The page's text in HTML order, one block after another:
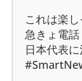
これは楽
急きょ電
日本代表